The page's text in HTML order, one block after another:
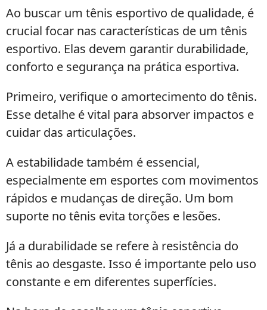
Ao buscar um tênis esportivo de qualidade, é
crucial focar nas características de um tênis
esportivo. Elas devem garantir durabilidade,
conforto e segurança na prática esportiva.
Primeiro, verifique o amortecimento do tênis.
Esse detalhe é vital para absorver impactos e
cuidar das articulações.
A estabilidade também é essencial,
especialmente em esportes com movimentos
rápidos e mudanças de direção. Um bom
suporte no tênis evita torções e lesões.
Já a durabilidade se refere à resistência do
tênis ao desgaste. Isso é importante pelo uso
constante e em diferentes superfícies.